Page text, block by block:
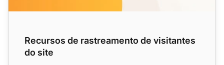
Recursos de rastreamento de visitantes
do site